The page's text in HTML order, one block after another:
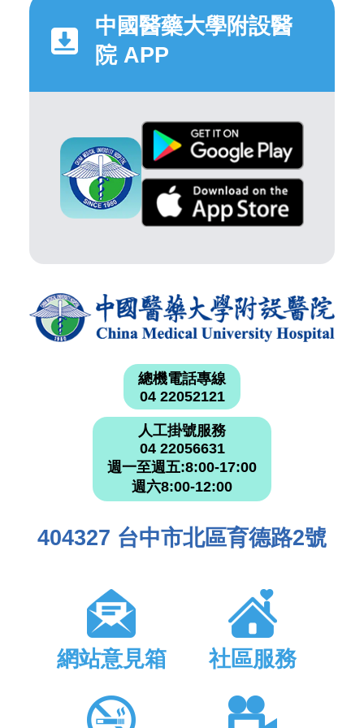
中國醫藥大學附設醫
院 APP
總機電話專線
04 22052121
人工掛號服務
04 22056631
週一至週五:8:00-17:00
週六8:00-12:00
404327 台中市北區育德路2號
網站意見箱 社區服務